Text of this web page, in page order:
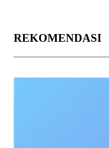
REKOMENDASI